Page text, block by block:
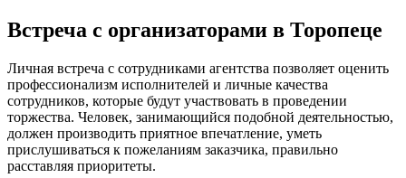
Встреча с организаторами в Торопеце
Личная встреча с сотрудниками агентства позволяет оценить
профессионализм исполнителей и личные качества
сотрудников, которые будут участвовать в проведении
торжества. Человек, занимающийся подобной деятельностью,
должен производить приятное впечатление, уметь
прислушиваться к пожеланиям заказчика, правильно
расставляя приоритеты.